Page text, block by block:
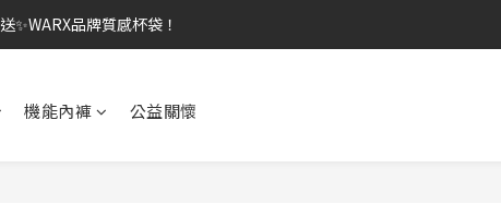
$149起】✨立即下單！
$149起】✨立即下單！
機能內褲 公益關懷